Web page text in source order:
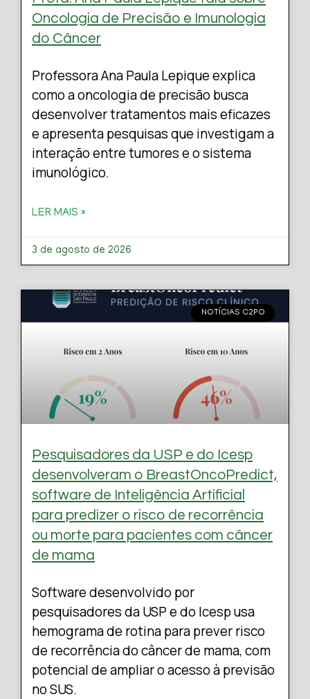
Oncologia de Precisão e Imunologia
do Câncer
Professora Ana Paula Lepique explica
como a oncologia de precisão busca
desenvolver tratamentos mais eficazes
e apresenta pesquisas que investigam a
interação entre tumores e o sistema
imunológico.
LER MAIS »
3 de agosto de 2026
NOTÍCIAS C2PO
Pesquisadores da USP e do Icesp
desenvolveram o BreastOncoPredict,
software de Inteligência Artificial
para predizer o risco de recorrência
ou morte para pacientes com câncer
de mama
Software desenvolvido por
pesquisadores da USP e do Icesp usa
hemograma de rotina para prever risco
de recorrência do câncer de mama, com
potencial de ampliar o acesso à previsão
no SUS.